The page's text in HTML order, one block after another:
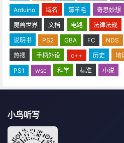
Arduino
域名 薅羊毛 奇思妙想
魔兽世界
文档 电路 法律法规
说明书
PS2 GBA FC NDS
热搜
手柄外设 c++ 历史 地
PS1
wsc 科学 标准 小说
小鸟听写